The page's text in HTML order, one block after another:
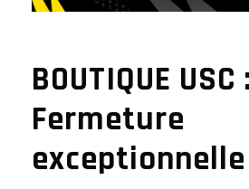
BOUTIQUE USC :
Fermeture
exceptionnelle